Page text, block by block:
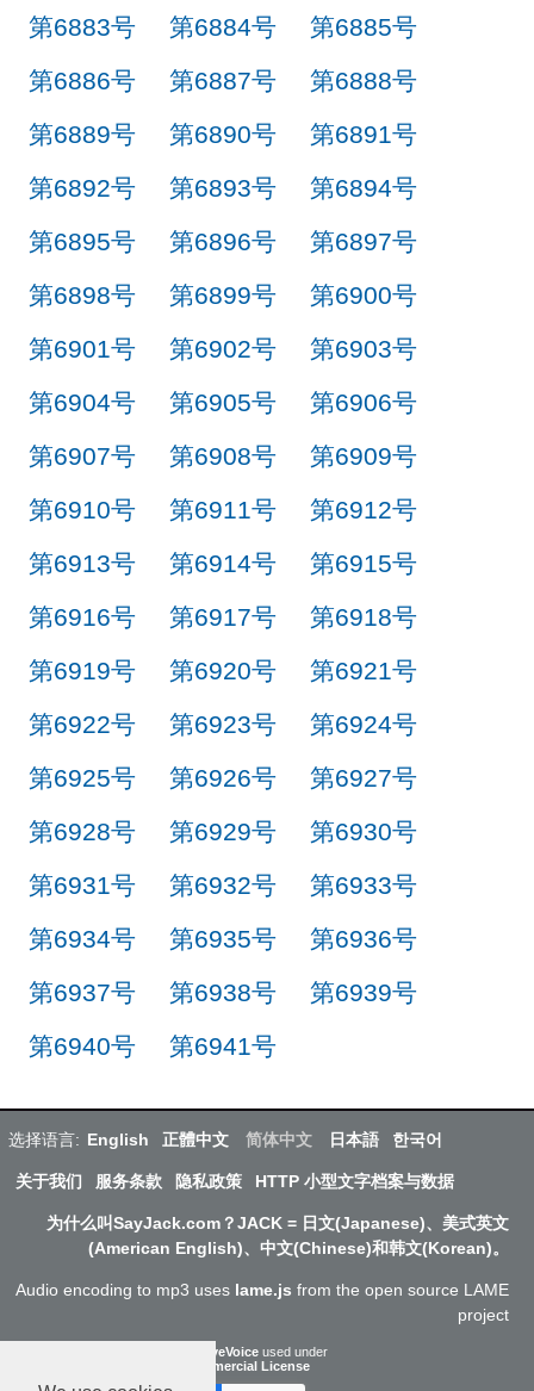
第6883号
第6884号
第6885号
第6886号
第6887号
第6888号
第6889号
第6890号
第6891号
第6892号
第6893号
第6894号
第6895号
第6896号
第6897号
第6898号
第6899号
第6900号
第6901号
第6902号
第6903号
第6904号
第6905号
第6906号
第6907号
第6908号
第6909号
第6910号
第6911号
第6912号
第6913号
第6914号
第6915号
第6916号
第6917号
第6918号
第6919号
第6920号
第6921号
第6922号
第6923号
第6924号
第6925号
第6926号
第6927号
第6928号
第6929号
第6930号
第6931号
第6932号
第6933号
第6934号
第6935号
第6936号
第6937号
第6938号
第6939号
第6940号
第6941号
选择语言: English 正體中文 简体中文 日本語 한국어
关于我们 服务条款 隐私政策 HTTP 小型文字档案与数据
为什么叫SayJack.com？JACK = 日文(Japanese)、美式英文
(American English)、中文(Chinese)和韩文(Korean)。
Audio encoding to mp3 uses lame.js from the open source LAME
project
ResponsiveVoice used under
Non-Commercial License